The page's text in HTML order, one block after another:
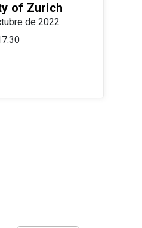
of Zurich
de 2022